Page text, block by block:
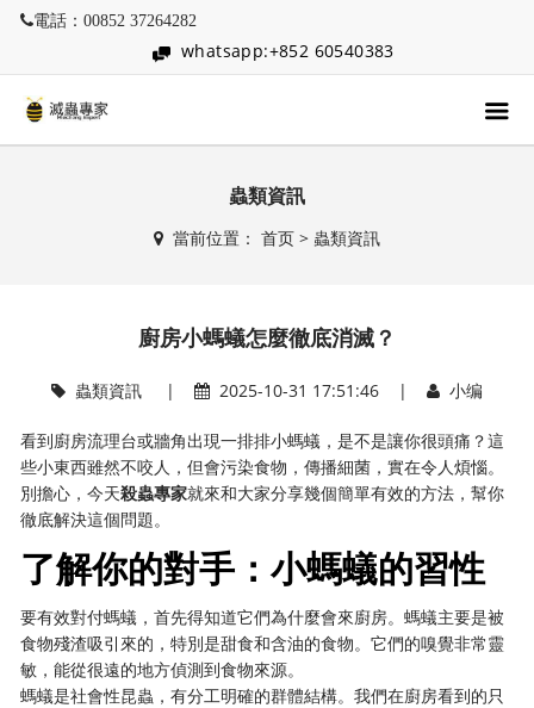
電話：00852 37264282
whatsapp:+852 60540383
蟲類資訊
當前位置： 首页> 蟲類資訊
廚房小螞蟻怎麼徹底消滅？
蟲類資訊| 2025-10-31 17:51:46 | 小编
看到廚房流理台或牆角出現一排排小螞蟻，是不是讓你很頭痛？這
些小東西雖然不咬人，但會污染食物，傳播細菌，實在令人煩惱。
別擔心，今天殺蟲專家就來和大家分享幾個簡單有效的方法，幫你
徹底解決這個問題。
了解你的對手：小螞蟻的習性
要有效對付螞蟻，首先得知道它們為什麼會來廚房。螞蟻主要是被
食物殘渣吸引來的，特別是甜食和含油的食物。它們的嗅覺非常靈
敏，能從很遠的地方偵測到食物來源。
螞蟻是社會性昆蟲，有分工明確的群體結構。我們在廚房看到的只